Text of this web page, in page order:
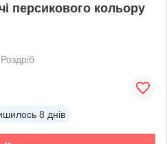
персикового кольору
Роздріб
8 днів